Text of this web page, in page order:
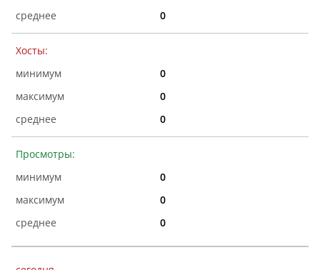
0
Хосты:
0
0
0
Просмотры:
0
0
0